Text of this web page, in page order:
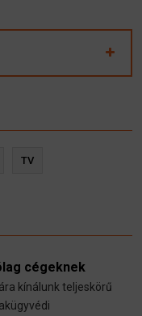
TV
cégeknek
kínálunk teljeskörű